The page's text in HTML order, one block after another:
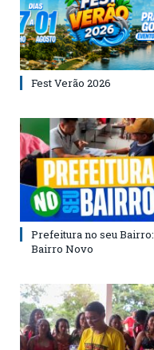
Fest Verão 2026
Prefeitura no seu Bairro:
Bairro Novo